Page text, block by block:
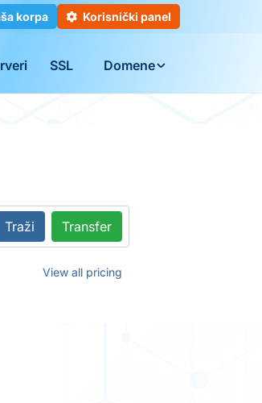
korpa Korisnički panel
SSL Domene
Traži Transfer
View all pricing